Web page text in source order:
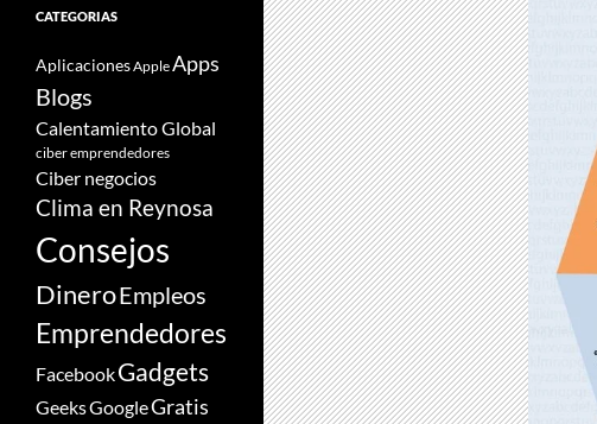
CATEGORIAS
Aplicaciones AppleApps
Blogs
Calentamiento Global
ciber emprendedores
Ciber negocios
Clima en Reynosa
Consejos
DineroEmpleos
Emprendedores
FacebookGadgets
GeeksGoogleGratis